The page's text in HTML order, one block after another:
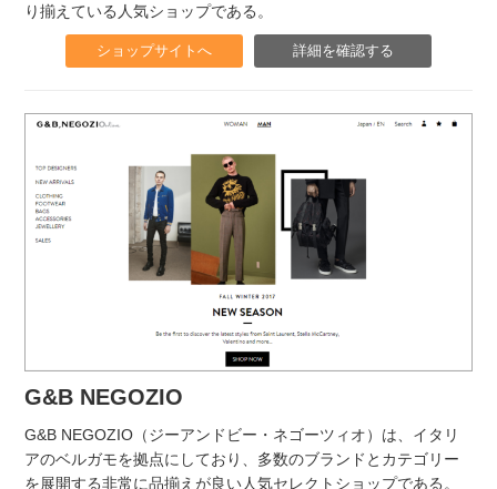
り揃えている人気ショップである。
ショップサイトへ 詳細を確認する
G&B NEGOZIO
G&B NEGOZIO（ジーアンドビー・ネゴーツィオ）は、イタリ
アのベルガモを拠点にしており、多数のブランドとカテゴリー
を展開する非常に品揃えが良い人気セレクトショップである。